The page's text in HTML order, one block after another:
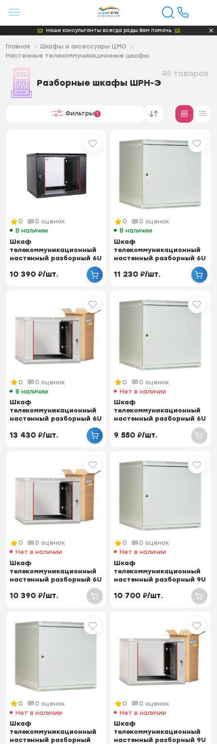
Наши консультанты всегда рады Вам помочь
Главная
Шкафы и аксессуары ЦМО
Настенные телекоммуникационные шкафы
Разборные шкафы ШРН-Э
45 товаров
Фильтры 1
0
0 оценок
В наличии
Шкаф
телекоммуникационный
настенный разборный 6U
(600х350) дверь стекло,
цвет...
10 390 ₽/шт.
0
0 оценок
В наличии
Шкаф
телекоммуникационный
настенный разборный 6U
(600х520) дверь металл
11 230 ₽/шт.
0
0 оценок
В наличии
Шкаф
телекоммуникационный
настенный разборный 6U
(600х650) дверь стекло
13 430 ₽/шт.
0
0 оценок
Нет в наличии
Шкаф
телекоммуникационный
настенный разборный 6U
(600х350) дверь металл
9 550 ₽/шт.
0
0 оценок
Нет в наличии
Шкаф
телекоммуникационный
настенный разборный 6U
(600х350) дверь стекло
10 390 ₽/шт.
0
0 оценок
Нет в наличии
Шкаф
телекоммуникационный
настенный разборный 9U
(600х350) дверь металл
10 700 ₽/шт.
0
0 оценок
Нет в наличии
Шкаф
телекоммуникационный
настенный разборный
0
0 оценок
Нет в наличии
Шкаф
телекоммуникационный
настенный разборный 9U